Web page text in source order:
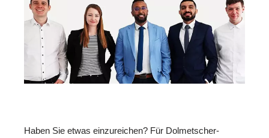
Haben Sie etwas einzureichen? Für Dolmetscher-